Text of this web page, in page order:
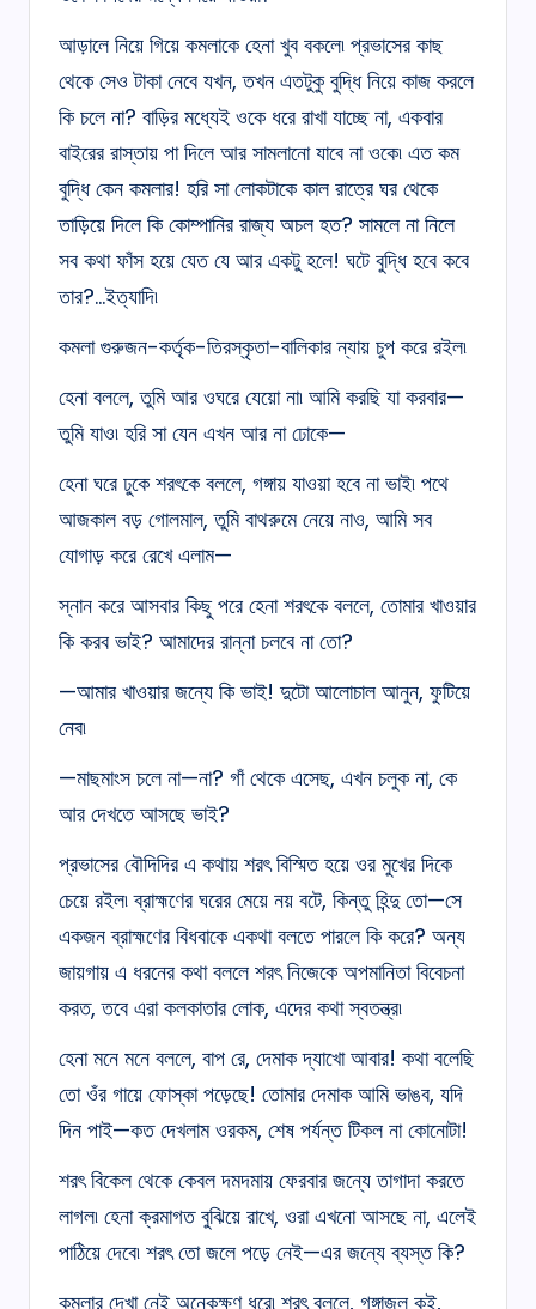
আড়ালে নিয়ে গিয়ে কমলাকে হেনা খুব বকলে৷ প্রভাসের কাছ
থেকে সেও টাকা নেবে যখন, তখন এতটুকু বুদ্ধি নিয়ে কাজ করলে
কি চলে না? বাড়ির মধ্যেই ওকে ধরে রাখা যাচ্ছে না, একবার
বাইরের রাস্তায় পা দিলে আর সামলানো যাবে না ওকে৷ এত কম
বুদ্ধি কেন কমলার! হরি সা লোকটাকে কাল রাত্রে ঘর থেকে
তাড়িয়ে দিলে কি কোম্পানির রাজ্য অচল হত? সামলে না নিলে
সব কথা ফাঁস হয়ে যেত যে আর একটু হলে! ঘটে বুদ্ধি হবে কবে
তার?…ইত্যাদি৷
কমলা গুরুজন-কর্তৃক-তিরস্কৃতা-বালিকার ন্যায় চুপ করে রইল৷
হেনা বললে, তুমি আর ওঘরে যেয়ো না৷ আমি করছি যা করবার—
তুমি যাও৷ হরি সা যেন এখন আর না ঢোকে—
হেনা ঘরে ঢুকে শরৎকে বললে, গঙ্গায় যাওয়া হবে না ভাই৷ পথে
আজকাল বড় গোলমাল, তুমি বাথরুমে নেয়ে নাও, আমি সব
যোগাড় করে রেখে এলাম—
স্নান করে আসবার কিছু পরে হেনা শরৎকে বললে, তোমার খাওয়ার
কি করব ভাই? আমাদের রান্না চলবে না তো?
—আমার খাওয়ার জন্যে কি ভাই! দুটো আলোচাল আনুন, ফুটিয়ে
নেব৷
—মাছমাংস চলে না—না? গাঁ থেকে এসেছ, এখন চলুক না, কে
আর দেখতে আসছে ভাই?
প্রভাসের বৌদিদির এ কথায় শরৎ বিস্মিত হয়ে ওর মুখের দিকে
চেয়ে রইল৷ ব্রাহ্মণের ঘরের মেয়ে নয় বটে, কিন্তু হিন্দু তো—সে
একজন ব্রাহ্মণের বিধবাকে একথা বলতে পারলে কি করে? অন্য
জায়গায় এ ধরনের কথা বললে শরৎ নিজেকে অপমানিতা বিবেচনা
করত, তবে এরা কলকাতার লোক, এদের কথা স্বতন্ত্র৷
হেনা মনে মনে বললে, বাপ রে, দেমাক দ্যাখো আবার! কথা বলেছি
তো ওঁর গায়ে ফোস্কা পড়েছে! তোমার দেমাক আমি ভাঙব, যদি
দিন পাই—কত দেখলাম ওরকম, শেষ পর্যন্ত টিকল না কোনোটা!
শরৎ বিকেল থেকে কেবল দমদমায় ফেরবার জন্যে তাগাদা করতে
লাগল৷ হেনা ক্রমাগত বুঝিয়ে রাখে, ওরা এখনো আসছে না, এলেই
পাঠিয়ে দেবে৷ শরৎ তো জলে পড়ে নেই—এর জন্যে ব্যস্ত কি?
কমলার দেখা নেই অনেকক্ষণ ধরে৷ শরৎ বললে, গঙ্গাজল কই,